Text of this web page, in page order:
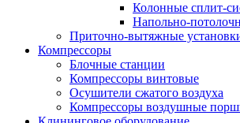
Колонные сплит-
Напольно-
Приточно-вытяжные
Компрессоры
Блочные станции
Компрессоры винтовые
Осушители сжатого воздуха
Компрессоры воздушные